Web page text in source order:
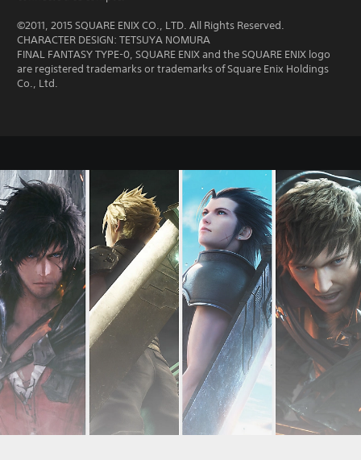
©2011, 2015 SQUARE ENIX CO., LTD. All Rights Reserved.
CHARACTER DESIGN: TETSUYA NOMURA
FINAL FANTASY TYPE-0, SQUARE ENIX and the SQUARE ENIX logo
are registered trademarks or trademarks of Square Enix Holdings
Co., Ltd.